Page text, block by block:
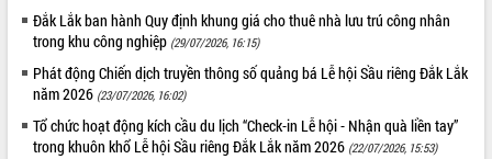
Đắk Lắk ban hành Quy định khung giá cho thuê nhà lưu trú công nhân
trong khu công nghiệp (29/07/2026, 16:15)
Phát động Chiến dịch truyền thông số quảng bá Lễ hội Sầu riêng Đắk Lắk
năm 2026 (23/07/2026, 16:02)
Tổ chức hoạt động kích cầu du lịch “Check-in Lễ hội - Nhận quà liền tay”
trong khuôn khổ Lễ hội Sầu riêng Đắk Lắk năm 2026 (22/07/2026, 15:53)